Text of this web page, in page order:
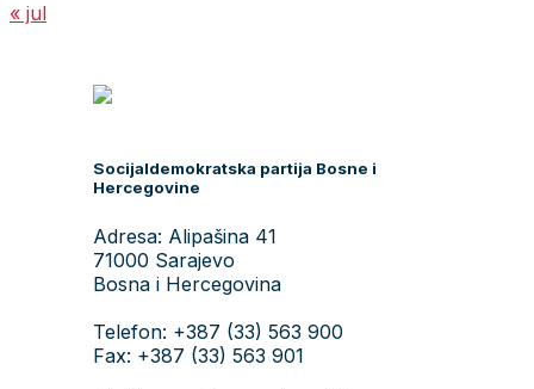
« jul
Socijaldemokratska partija Bosne i
Hercegovine
Adresa: Alipašina 41
71000 Sarajevo
Bosna i Hercegovina
Telefon: +387 (33) 563 900
Fax: +387 (33) 563 901